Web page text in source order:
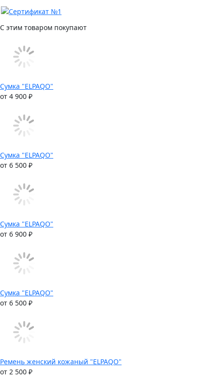
С этим товаром покупают
Сумка "ELPAQO"
от 4 900 ₽
Сумка "ELPAQO"
от 6 500 ₽
Сумка "ELPAQO"
от 6 900 ₽
Сумка "ELPAQO"
от 6 500 ₽
Ремень женский кожаный "ELPAQO"
от 2 500 ₽